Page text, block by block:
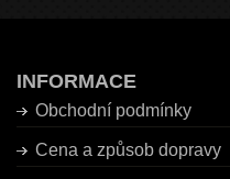
INFORMACE
Obchodní podmínky
Cena a způsob dopravy